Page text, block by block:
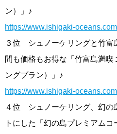
ン）」♪
https://www.ishigaki-
３位 シュノーケリングと竹富
間も価格もお得な「竹富島満喫
ングプラン）」♪
https://www.ishigaki-
４位 シュノーケリング、幻の
トにした「幻の島プレミアム